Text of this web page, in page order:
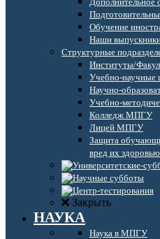
Обучение
Наши
Структурные
Институты/
Учебно-научные
Научно-
Учебно-
Колледж МПГУ
Лицей МПГУ
Защита
вред их
Закрыть
НАУКА
Наука в МПГУ